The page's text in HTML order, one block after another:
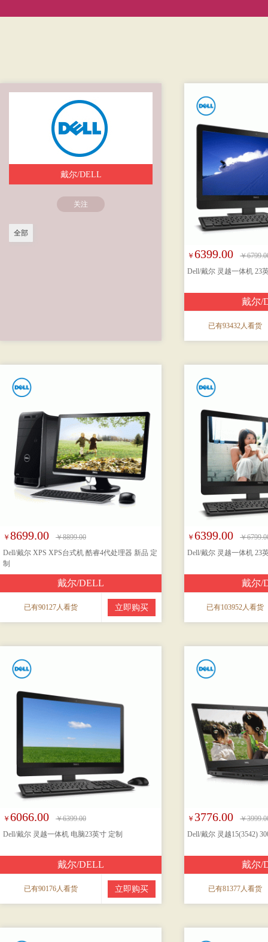
戴尔/DELL
关注
全部
￥ 6399.00
￥
Dell/戴尔 灵越一体机 23
戴尔/
已有93432人看货
￥ 8699.00
￥8899.00
Dell/戴尔 XPS XPS台式机 酷睿4代处理器 新品 定
制
戴尔/DELL
已有90127人看货 立即购买
￥ 6399.00
￥
Dell/戴尔 灵越一体机 23
戴尔/
已有103952人看货
￥ 6066.00
￥6399.00
Dell/戴尔 灵越一体机 电脑23英寸 定制
戴尔/DELL
已有90176人看货 立即购买
￥ 3776.00
￥
Dell/戴尔 灵越15(3542)
戴尔/
已有81377人看货